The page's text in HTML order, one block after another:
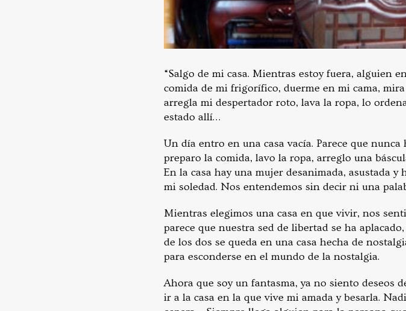
“Salgo de mi casa. Mientras estoy fuera, alguien
comida de mi frigorífico, duerme en mi cama,
arregla mi despertador roto, lava la ropa, lo
estado allí…
Un día entro en una casa vacía. Parece que
preparo la comida, lavo la ropa, arreglo una
En la casa hay una mujer desanimada, asustada
mi soledad. Nos entendemos sin decir ni una
Mientras elegimos una casa en que vivir, nos
parece que nuestra sed de libertad se ha
de los dos se queda en una casa hecha de
para esconderse en el mundo de la nostalgia.
Ahora que soy un fantasma, ya no siento deseos
ir a la casa en la que vive mi amada y besarla.